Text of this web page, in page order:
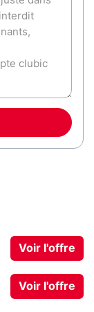
Voir l'offre
Voir l'offre